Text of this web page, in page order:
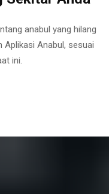
anabul yang hilang
Aplikasi Anabul, sesuai
ini.